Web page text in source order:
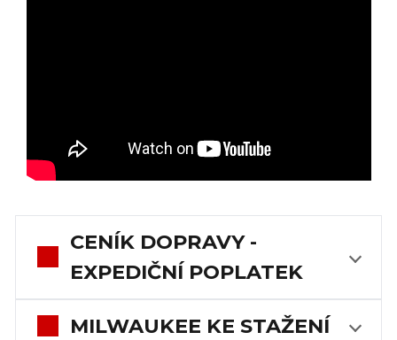
CENÍK DOPRAVY -
EXPEDIČNÍ POPLATEK
MILWAUKEE KE STAŽENÍ